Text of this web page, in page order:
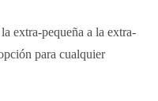
extra-pequeña a la extra-
para cualquier